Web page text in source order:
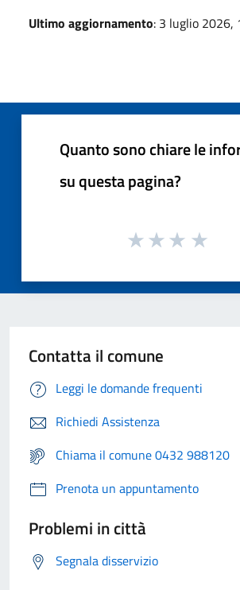
Ultimo aggiornamento: 3 luglio 2026,
Quanto sono chiare le
su questa pagina?
Contatta il comune
Leggi le domande frequenti
Richiedi Assistenza
Chiama il comune 0432 988120
Prenota un appuntamento
Problemi in città
Segnala disservizio